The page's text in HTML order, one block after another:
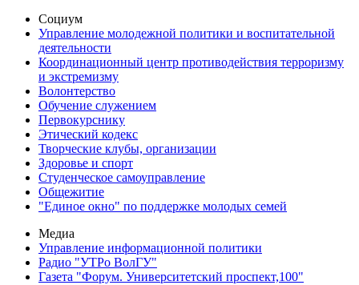
Социум
Управление молодежной политики и воспитательной
деятельности
Координационный центр противодействия терроризму
и экстремизму
Волонтерство
Обучение служением
Первокурснику
Этический кодекс
Творческие клубы, организации
Здоровье и спорт
Студенческое самоуправление
Общежитие
"Единое окно" по поддержке молодых семей
Медиа
Управление информационной политики
Радио "УТРо ВолГУ"
Газета "Форум. Университетский проспект,100"